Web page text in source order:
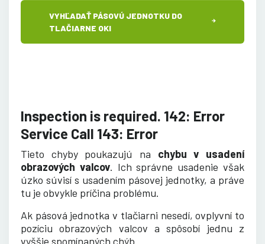
VYHĽADAŤ PÁSOVÚ JEDNOTKU DO
TLAČIARNE OKI
Inspection is required. 142: Error
Service Call 143: Error
Tieto chyby poukazujú na chybu v usadení
obrazových valcov. Ich správne usadenie však
úzko súvisí s usadením pásovej jednotky, a práve
tu je obvykle príčina problému.
Ak pásová jednotka v tlačiarni nesedí, ovplyvní to
pozíciu obrazových valcov a spôsobí jednu z
vyššie spomínaných chýb.